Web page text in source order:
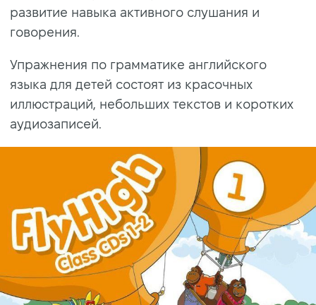
развитие навыка активного слушания и
говорения.
Упражнения по грамматике английского
языка для детей состоят из красочных
иллюстраций, небольших текстов и коротких
аудиозаписей.